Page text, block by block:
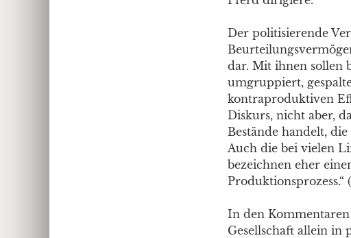
Der politisierende
dar. Mit ihnen sollen
umgruppiert,
kontraproduktiven
Diskurs, nicht aber,
Bestände handelt,
Auch die bei vielen
bezeichnen eher
Produktionsprozess.“
In den
Gesellschaft allein in